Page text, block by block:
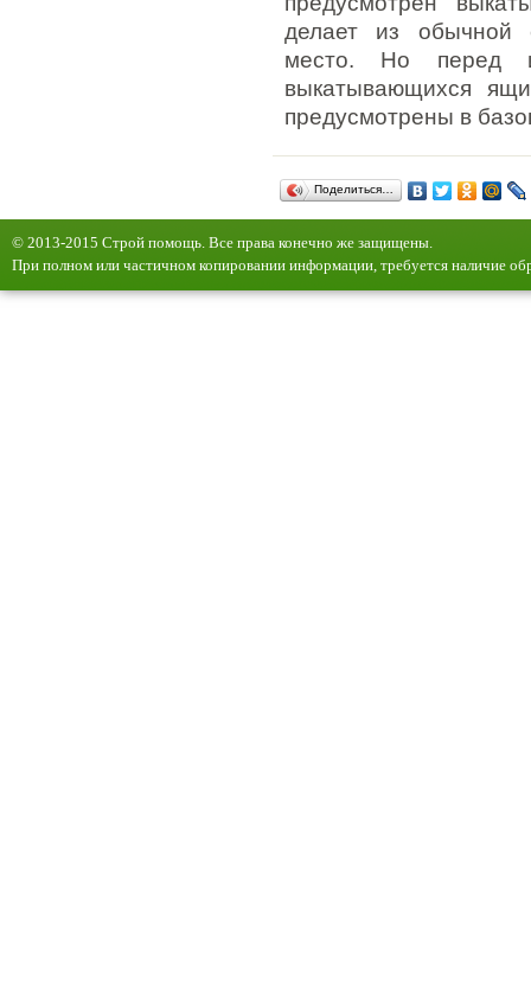
делает из обычной
место. Но перед
выкатывающихся
предусмотрены в
Поделиться…
© 2013-2015 Строй помощь. Все права конечно же защищены.
При полном или частичном копировании информации, требуется наличие